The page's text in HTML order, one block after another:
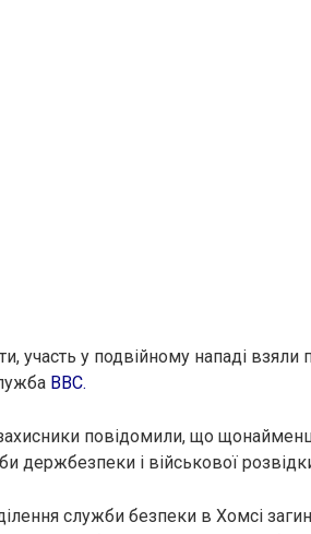
участь у подвійному нападі взяли
ВВС.
повідомили, що
держбезпеки і військової
служби безпеки в Хомсі